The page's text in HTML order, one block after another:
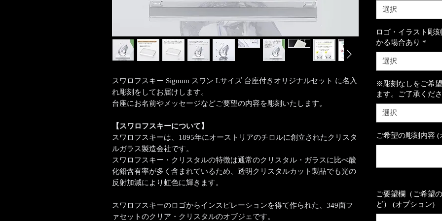
スワロフスキー Signum スワン Lサイズ 台座付きオリジナルセット に名入
れ彫刻をしてお届けします。
台座にお名前やメッセージなどご要望の内容を彫刻いたします。
【スワロフスキーについて】
スワロフスキーは、1895年にオーストリアのチロルに創立されたクリスタ
ルガラス製造会社です。
スワロフスキー・クリスタルの特徴は通常のクリスタル・ガラスに比べ酸
化鉛含有率が多く含まれているため、透明クリスタルカット製品でも光の
反射加減により虹色に輝きます。
スワロフスキーのロゴからインスピレーションを得て作られた、349面フ
ァセットのクリア・クリスタルのオブジェです。
選択
ロゴ・イラスト彫
かる場合あり *
選択
※彫刻なしをご希
ます。ご了承くださ
選択
ご希望の彫刻内容
ご要望欄（ご希望
ど） (オプション)